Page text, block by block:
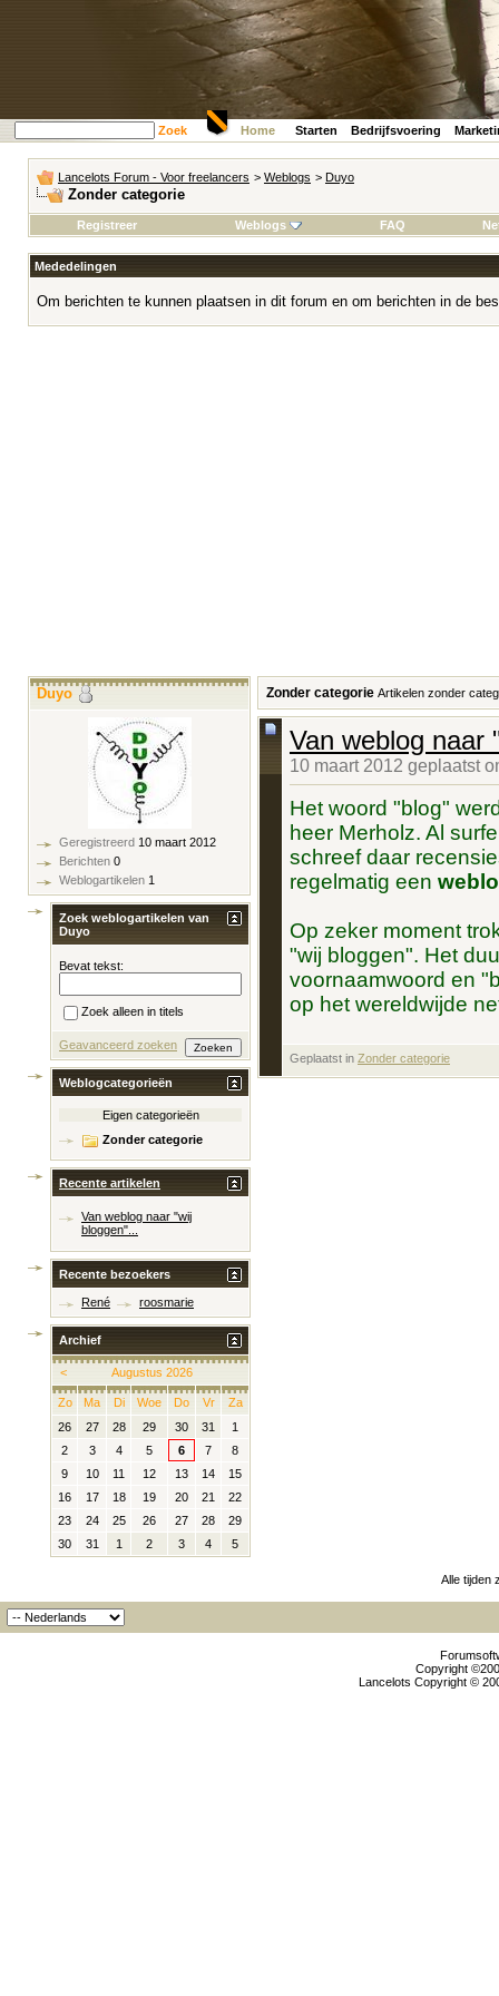
Zoek Home Starten Bedrijfsvoering
Lancelots Forum - Voor freelancers > Weblogs > Duyo
Zonder categorie
Registreer Weblogs FAQ
Mededelingen
Om berichten te kunnen plaatsen in dit forum en om berichten in de
Zonder categorie Artikelen zonder
Van weblog naar
10 maart 2012 geplaatst
Het woord "blog"
heer Merholz. Al
schreef daar
regelmatig een
Op zeker moment
"wij bloggen". Het
voornaamwoord en
op het wereldwijde
Geplaatst in Zonder categorie
Duyo
Geregistreerd 10 maart 2012
Berichten 0
Weblogartikelen 1
Zoek weblogartikelen van
Duyo
Bevat tekst:
Zoek alleen in titels
Geavanceerd zoeken
Weblogcategorieën
Eigen categorieën
Zonder categorie
Recente artikelen
Van weblog naar "wij
bloggen"...
Recente bezoekers
René roosmarie
Archief
< Augustus 2026
Zo Ma Di Woe Do Vr
Za
26
27 28 29 30 31
1
2
3 4 5 6 7
8
9
10 11 12 13 14
15
16
17 18 19 20 21
22
23
24 25 26 27 28
29
30
31 1 2 3 4 5
Alle tijden
Copyright
Lancelots Copyright ©